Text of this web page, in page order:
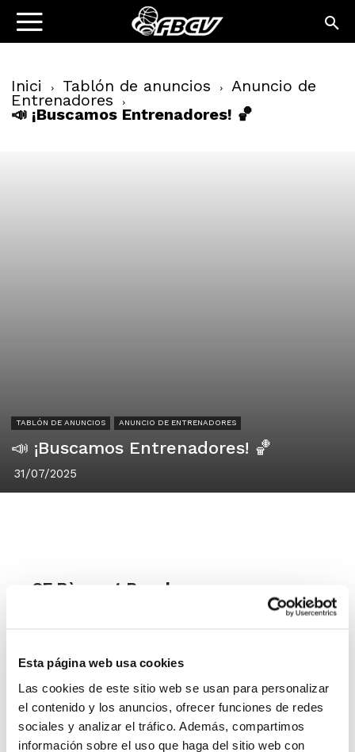
Esta página web usa cookies
Las cookies de este sitio web se usan para personalizar
el contenido y los anuncios, ofrecer funciones de redes
sociales y analizar el tráfico. Además, compartimos
información sobre el uso que haga del sitio web con
Inici Tablón de anuncios Anuncio de
Entrenadores
📣 ¡Buscamos Entrenadores! 🏀
TABLÓN DE ANUNCIOS ANUNCIO DE ENTRENADORES
📣 ¡Buscamos Entrenadores! 🏀
31/07/2025
CE Bàsquet Puçol
Desde el CE Bàsquet Puçol estamos en
busca de entrenadores/as
comprometidos y con ilusión para
dirigir los siguientes equipos de cara a
la temporada 2025/26: